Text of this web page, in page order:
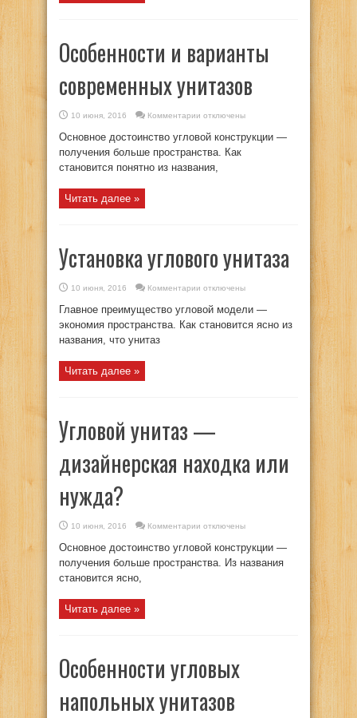
Особенности и варианты
современных унитазов
10 июня, 2016 Комментарии
Особенности
и
варианты
современных
унитазов
отключены
Основное достоинство угловой конструкции —
получения больше пространства. Как
становится понятно из названия,
Читать далее »
Установка углового унитаза
10 июня, 2016 Комментарии
Установка
углового
унитаза
отключены
Главное преимущество угловой модели —
экономия пространства. Как становится ясно из
названия, что унитаз
Читать далее »
Угловой унитаз —
дизайнерская находка или
нужда?
10 июня, 2016 Комментарии
Угловой
унитаз
—
дизайнерская
отключены
Основное достоинство угловой конструкции —
получения больше пространства. Из названия
становится ясно,
Читать далее »
Особенности угловых
напольных унитазов